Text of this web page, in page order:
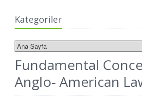
Kategoriler
Fundamental
Anglo- American